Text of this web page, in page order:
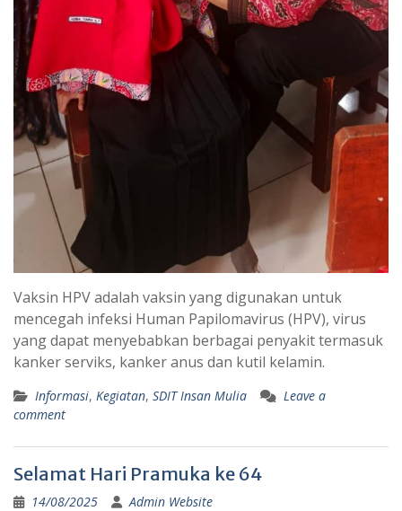
Vaksin HPV adalah vaksin yang digunakan untuk
mencegah infeksi Human Papilomavirus (HPV), virus
yang dapat menyebabkan berbagai penyakit termasuk
kanker serviks, kanker anus dan kutil kelamin.
Informasi, Kegiatan, SDIT Insan Mulia
Leave a
comment
Selamat Hari Pramuka ke 64
14/08/2025 Admin Website